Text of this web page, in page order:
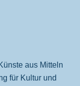
aus Mitteln
für Kultur und